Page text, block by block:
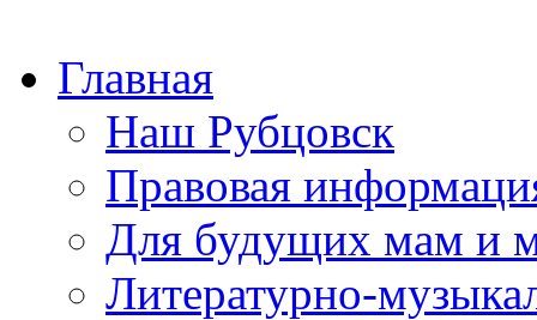
Главная
Наш Рубцовск
Правовая
Для будущих мам и
Литературно-